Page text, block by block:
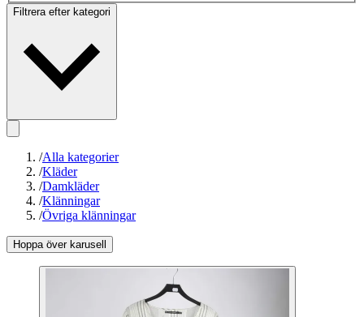
Filtrera efter kategori
/Alla kategorier
/Kläder
/Damkläder
/Klänningar
/Övriga klänningar
Hoppa över karusell